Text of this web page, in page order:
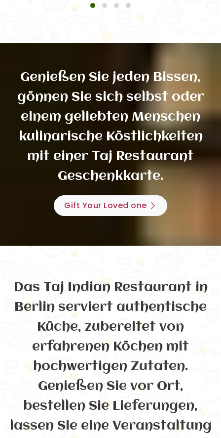
Genießen Sie jeden Bissen,
gönnen Sie sich selbst oder
einem geliebten Menschen
kulinarische Köstlichkeiten
mit einer Taj Restaurant
Geschenkkarte.
Gift Your Loved one
Das Taj Indian Restaurant in
Berlin serviert authentische
Küche, zubereitet von
erfahrenen Köchen mit
hochwertigen Zutaten.
Genießen Sie vor Ort,
bestellen Sie Lieferungen,
lassen Sie eine Veranstaltung